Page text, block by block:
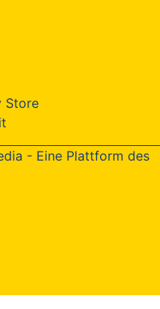
Store
- Eine Plattform des